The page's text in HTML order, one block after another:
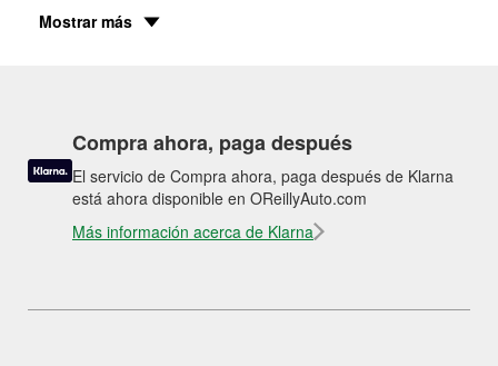
Mostrar más
Compra ahora, paga después
El servicio de Compra ahora, paga después de Klarna
está ahora disponible en OReillyAuto.com
Más información acerca de Klarna